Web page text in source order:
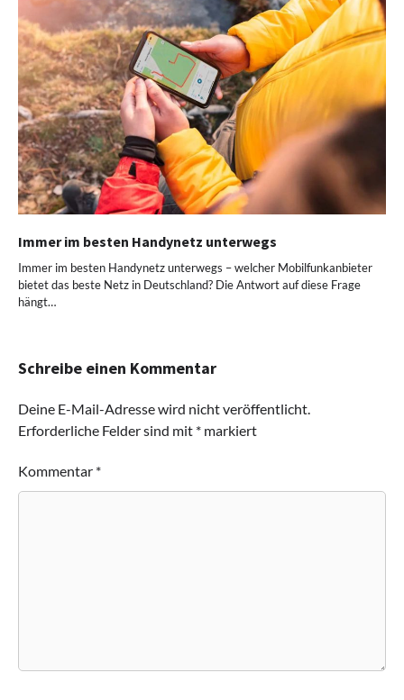
Immer im besten Handynetz unterwegs
Immer im besten Handynetz unterwegs – welcher Mobilfunkanbieter
bietet das beste Netz in Deutschland? Die Antwort auf diese Frage
hängt…
Schreibe einen Kommentar
Deine E-Mail-Adresse wird nicht veröffentlicht.
Erforderliche Felder sind mit * markiert
Kommentar *